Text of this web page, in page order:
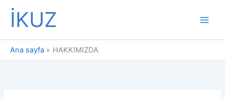
İçeriğe
İKUZ
Ana sayfa HAKKIMIZDA